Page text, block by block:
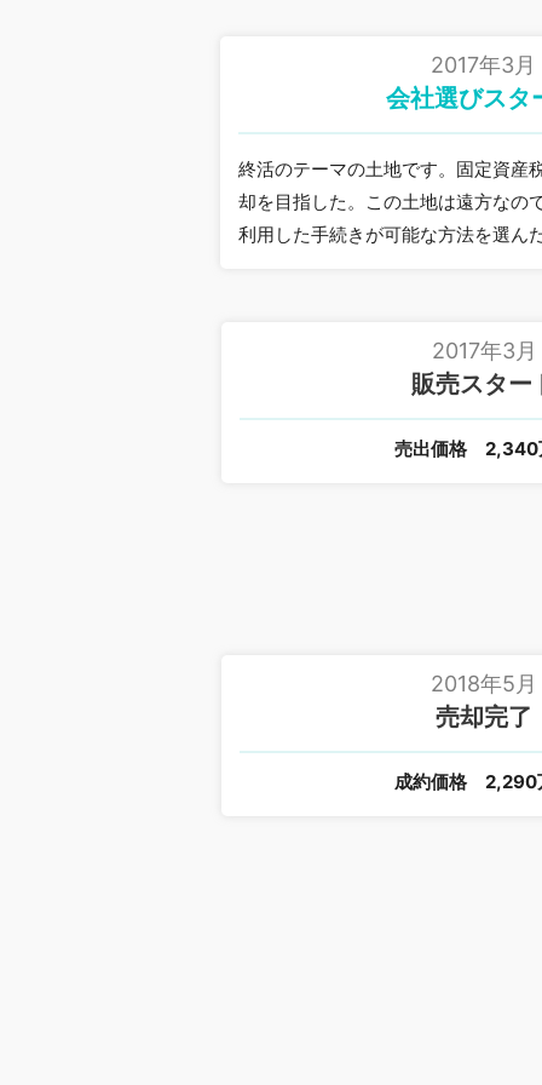
2017年3月
会社選びスタ
終活のテーマの土地です。固定資産
却を目指した。この土地は遠方なの
利用した手続きが可能な方法を選ん
2017年3月
販売スター
売出価格 2,340
2018年5月
売却完了
成約価格 2,290